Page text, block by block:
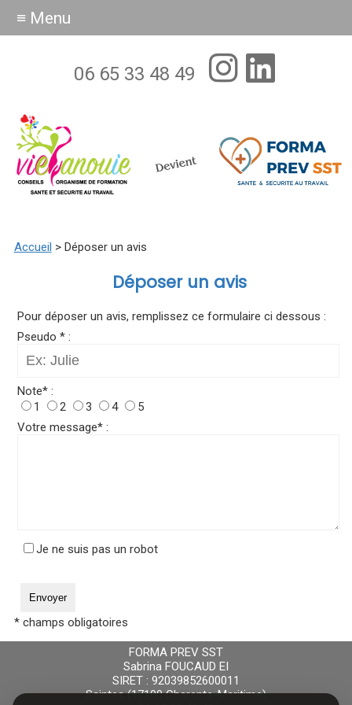
06 65 33 48 49
≡ Menu
Accueil > Déposer un avis
Déposer un avis
Pour déposer un avis, remplissez ce formulaire ci dessous :
Pseudo * :
Note* :
1
2 3 4
5
Votre message* :
Je ne suis pas un robot
* champs obligatoires
FORMA PREV SST
Sabrina FOUCAUD EI
SIRET : 92039852600011
Saintes (17100 Charente-Maritime)